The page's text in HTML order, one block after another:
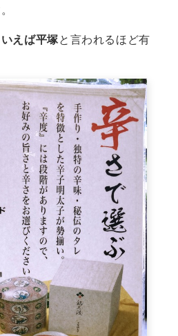
えば平塚と言われるほど有